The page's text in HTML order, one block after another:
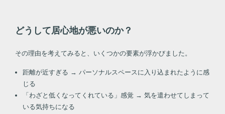
どうして居心地が悪いのか？
その理由を考えてみると、いくつかの要素が浮かびました。
距離が近すぎる → パーソナルスペースに入り込まれたように感
じる
「わざと低くなってくれている」感覚 → 気を遣わせてしまって
いる気持ちになる